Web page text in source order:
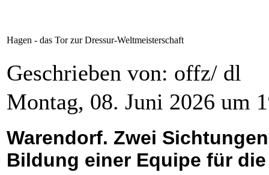
Hagen - das Tor zur Dressur-Weltmeisterschaft
Geschrieben von: offz/ dl
Montag, 08. Juni 2026 um
Warendorf. Zwei
Bildung einer Equipe für